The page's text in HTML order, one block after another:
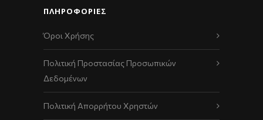
ΠΛΗΡΟΦΟΡΙΕΣ
Όροι Χρήσης
Πολιτική Προστασίας Προσωπικών
Δεδομένων
Πολιτική Απορρήτου Χρηστών